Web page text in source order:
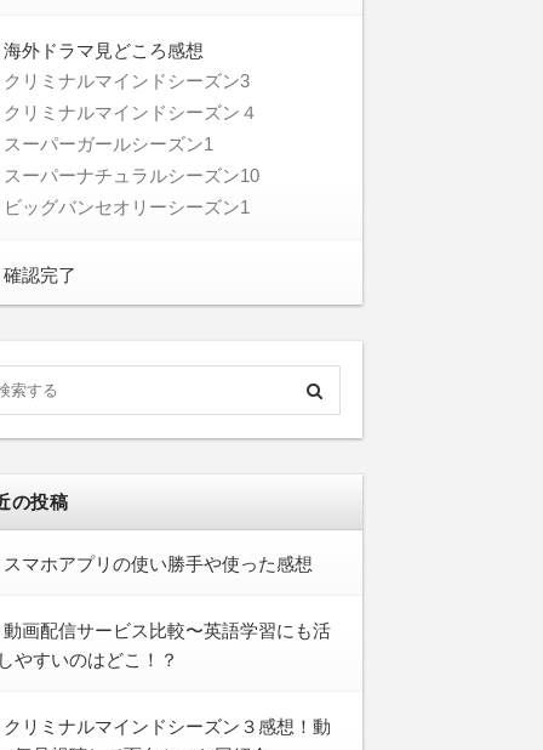
海外ドラマ見どころ感想
クリミナルマインドシーズン3
クリミナルマインドシーズン４
スーパーガールシーズン1
スーパーナチュラルシーズン10
ビッグバンセオリーシーズン1
確認完了
の投稿
スマホアプリの使い勝手や使った感想
動画配信サービス比較〜英語学習にも活
やすいのはどこ！？
クリミナルマインドシーズン３感想！動